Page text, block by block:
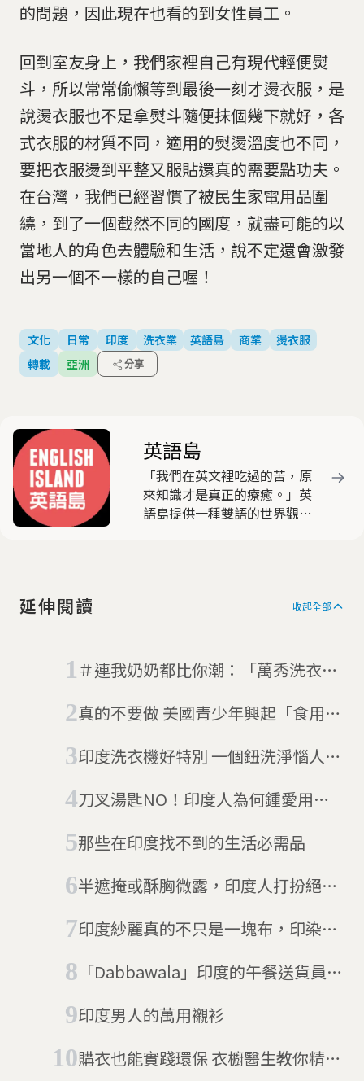
的問題，因此現在也看的到女性員工。
回到室友身上，我們家裡自己有現代輕便熨
斗，所以常常偷懶等到最後一刻才燙衣服，是
說燙衣服也不是拿熨斗隨便抹個幾下就好，各
式衣服的材質不同，適用的熨燙溫度也不同，
要把衣服燙到平整又服貼還真的需要點功夫。
在台灣，我們已經習慣了被民生家電用品圍
繞，到了一個截然不同的國度，就盡可能的以
當地人的角色去體驗和生活，說不定還會激發
出另一個不一樣的自己喔！
文化 日常 印度 洗衣業 英語島 商業
燙衣服
轉載
亞洲 分享
英語島
「我們在英文裡吃過的苦，原
來知識才是真正的療癒。」英
語島提供一種雙語的世界觀，
有「世界旅行家」、有「知識
的滲透是不可思議、恍然大
悟，會讓英文走入靈魂。英語
吸一口，一口入魂。讀英語島
趣味和品味。
延伸閱讀 收起全部
＃連我奶奶都比你潮：「萬秀洗衣
真的不要做 美國青少年興起「食用洗
印度洗衣機好特別 一個鈕洗淨惱人咖
刀叉湯匙NO！印度人為何鍾愛用
那些在印度找不到的生活必需品
半遮掩或酥胸微露，印度人打扮絕不
(上)
印度紗麗真的不只是一塊布，印染裁
「Dabbawala」印度的午餐送貨員成
印度男人的萬用襯衫
購衣也能實踐環保 衣櫥醫生教你精準